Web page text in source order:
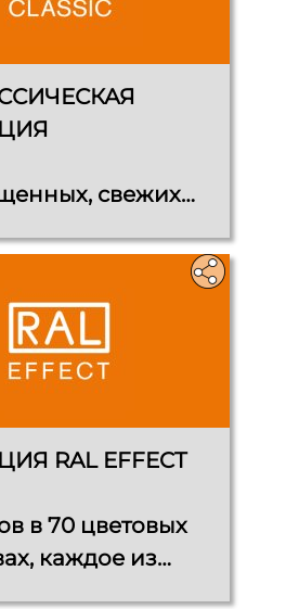
свежих
и серые оттенки
RAL EFFECT
в 70 цветовых
каждое из